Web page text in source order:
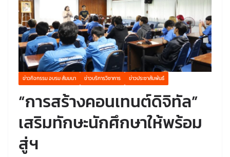
ข่าวกิจกรรม อบรม สัมมนา ข่าวบริการวิชาการ ข่าวประชาสัมพันธ์
“การสร้างคอนเทนต์ดิจิทัล”
เสริมทักษะนักศึกษาให้พร้อม
สู่ฯ